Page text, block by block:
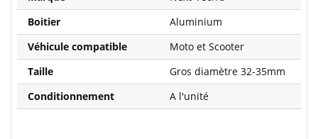
Boitier
Aluminium
Véhicule compatible
Moto et Scooter
Taille
Gros diamètre 32-35mm
Conditionnement
A l'unité